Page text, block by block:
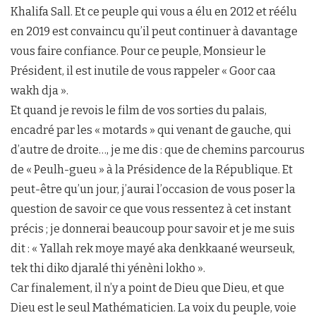
Khalifa Sall. Et ce peuple qui vous a élu en 2012 et réélu
en 2019 est convaincu qu’il peut continuer à davantage
vous faire confiance. Pour ce peuple, Monsieur le
Président, il est inutile de vous rappeler « Goor caa
wakh dja ».
Et quand je revois le film de vos sorties du palais,
encadré par les « motards » qui venant de gauche, qui
d’autre de droite…, je me dis : que de chemins parcourus
de « Peulh-gueu » à la Présidence de la République. Et
peut-être qu’un jour, j’aurai l’occasion de vous poser la
question de savoir ce que vous ressentez à cet instant
précis ; je donnerai beaucoup pour savoir et je me suis
dit : « Yallah rek moye mayé aka denkkaané weurseuk,
tek thi diko djaralé thi yénèni lokho ».
Car finalement, il n’y a point de Dieu que Dieu, et que
Dieu est le seul Mathématicien. La voix du peuple, voie